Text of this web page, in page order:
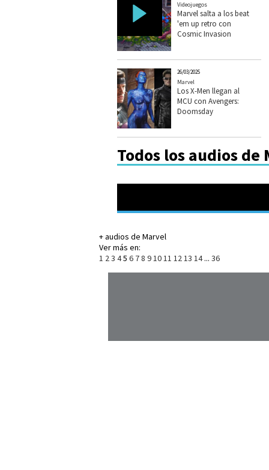
Videojuegos
Marvel salta a los beat
'em up retro con
Cosmic Invasion
26/03/2025
Marvel
Los X-Men llegan al
MCU con Avengers:
Doomsday
Todos los audios de
+ audios de Marvel
Ver más en:
1 23 45 6 78 91011 1213 14... 36